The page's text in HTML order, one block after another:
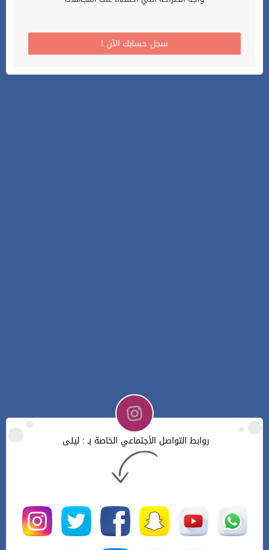
! سجل حسابك الآن
روابط التواصل الأجتماعي الخاصة بـ : ليلى